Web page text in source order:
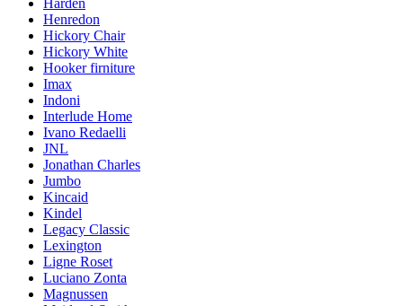
Harden
Henredon
Hickory Chair
Hickory White
Hooker firniture
Imax
Indoni
Interlude Home
Ivano Redaelli
JNL
Jonathan Charles
Jumbo
Kincaid
Kindel
Legacy Classic
Lexington
Ligne Roset
Luciano Zonta
Magnussen